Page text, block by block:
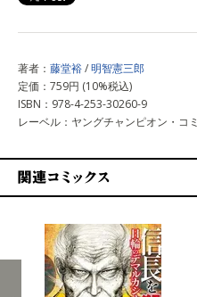
著者： 藤堂裕/明智憲三郎
定価：759円 (10%税込)
ISBN：978-4-253-30260-9
レーベル：ヤングチャンピオン・コ